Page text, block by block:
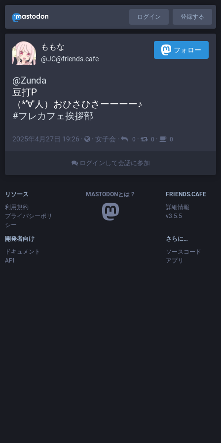
ログイン 登録する
ももな
@JC@friends.cafe
フォロー
@Zunda
豆打P
（*'∀'人）おひさひさーーーー♪
#フレカフェ挨拶部
2025年4月27日 19:26 · · 女子会 · 0 · 0 · 0
ログインして会話に参加
リソース
利用規約
プライバシーポリ
シー
開発者向け
ドキュメント
API
MASTODONとは？
FRIENDS.CAFE
詳細情報
v3.5.5
さらに…
ソースコード
アプリ